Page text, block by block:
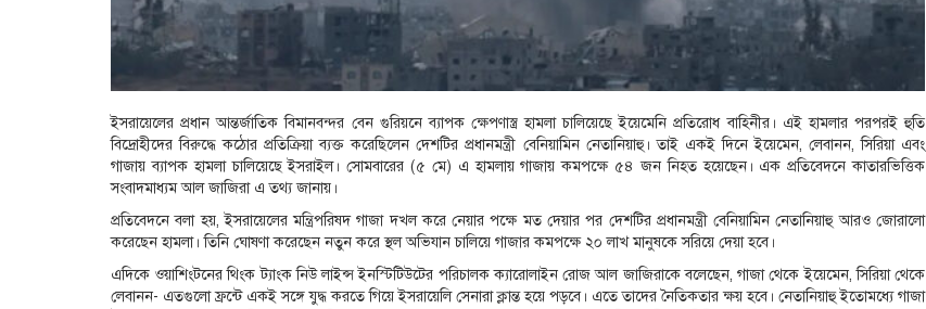
ইসরায়েলের প্রধান আন্তর্জাতিক বিমানবন্দর বেন গুরিয়নে ব্যাপক ক্ষেপণাস্ত্র হামলা চালিয়েছে ইয়েমেনি প্রতিরোধ বাহিনীর। এই হামলার পরপরই হুতি
বিদ্রোহীদের বিরুদ্ধে কঠোর প্রতিক্রিয়া ব্যক্ত করেছিলেন দেশটির প্রধানমন্ত্রী বেনিয়ামিন নেতানিয়াহু। তাই একই দিনে ইয়েমেন, লেবানন, সিরিয়া এবং
গাজায় ব্যাপক হামলা চালিয়েছে ইসরাইল। সোমবারের (৫ মে) এ হামলায় গাজায় কমপক্ষে ৫৪ জন নিহত হয়েছেন। এক প্রতিবেদনে কাতারভিত্তিক
সংবাদমাধ্যম আল জাজিরা এ তথ্য জানায়।
প্রতিবেদনে বলা হয়, ইসরায়েলের মন্ত্রিপরিষদ গাজা দখল করে নেয়ার পক্ষে মত দেয়ার পর দেশটির প্রধানমন্ত্রী বেনিয়ামিন নেতানিয়াহু আরও জোরালো
করেছেন হামলা। তিনি ঘোষণা করেছেন নতুন করে স্থল অভিযান চালিয়ে গাজার কমপক্ষে ২০ লাখ মানুষকে সরিয়ে দেয়া হবে।
এদিকে ওয়াশিংটনের থিংক ট্যাংক নিউ লাইন্স ইনস্টিটিউটের পরিচালক ক্যারোলাইন রোজ আল জাজিরাকে বলেছেন, গাজা থেকে ইয়েমেন, সিরিয়া থেকে
লেবানন- এতগুলো ফ্রন্টে একই সঙ্গে যুদ্ধ করতে গিয়ে ইসরায়েলি সেনারা ক্লান্ত হয়ে পড়বে। এতে তাদের নৈতিকতার ক্ষয় হবে। নেতানিয়াহু ইতোমধ্যে গাজা